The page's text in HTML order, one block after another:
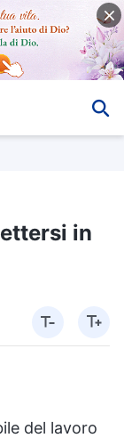
in
del lavoro